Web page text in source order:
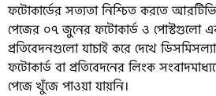
ফটোকার্ডের সত্যতা নিশ্চিত করতে
পেজের ০৭ জুনের ফটোকার্ড ও পোস্টগুলো
প্রতিবেদনগুলো যাচাই করে দেখে
ফটোকার্ড বা প্রতিবেদনের লিংক
পেজে খুঁজে পাওয়া যায়নি।